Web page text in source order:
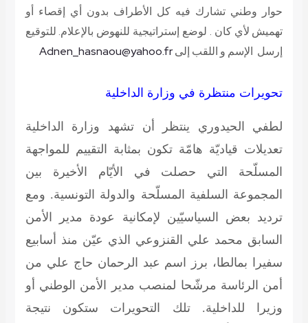
حوار وطني تشارك فيه كل الأطراف بدون أي إقصاء أو
تهميش لأي كان . لوضع إستراتيجية للنهوض بالإعلام. للتوقيع
إرسل الإسم و اللقب إلىAdnen_hasnaou@yahoo.fr
تحويرات منتظرة في وزارة الداخلية
لطفي الحيدوري ينتظر أن تشهد وزارة الداخلية
تعديلات قياديّة هامّة تكون بمثابة التقييم للمواجهة
المسلّحة التي حصلت في الأيّام الأخيرة بين
المجموعة السلفية المسلّحة والدولة التونسية. ومع
ترديد بعض السياسيّين لإمكانية عودة مدير الأمن
السابق محمد علي القنزوعي الذي عيّن منذ أسابيع
سفيرا بمالطا، برز اسم عبد الرحمان حاج علي من
أمن الرئاسة مرشّحا لمنصب مدير الأمن الوطني أو
وزيرا للداخلية. تلك التحويرات ستكون نتيجة